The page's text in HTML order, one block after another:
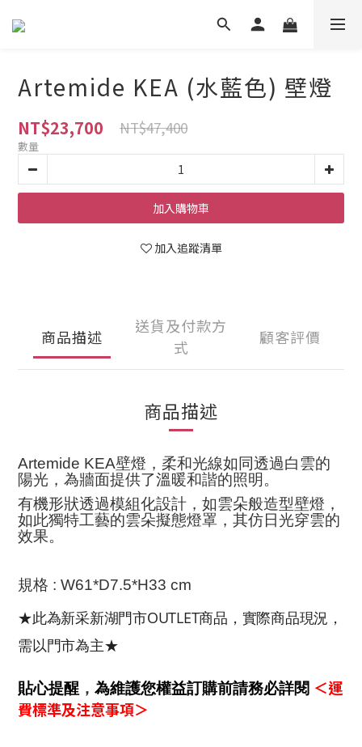
Artemide KEA (水藍色) 壁燈
NT$23,700 NT$47,400
數量
加入購物車
加入追蹤清單
商品描述
送貨及付款方
式
顧客評價
商品描述
Artemide KEA壁燈，柔和光線如同透過白雲的
陽光，為牆面提供了溫暖和諧的照明 。
有機形狀透過模組化設計， 如雲朵般造型壁燈 ，
如此獨特工藝的雲朵擬態燈罩， 其仿日光穿雲的
效果。
規格 : W61*D7.5*H33 cm
★此為新采新湖門市OUTLET商品，實際商品現況，
需以門市為主★
貼心提醒 ， 為維護您權益訂購前請務必詳閱 ＜運
費標準及注意事項＞